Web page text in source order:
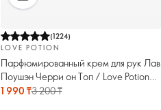
(1224)
LOVE POTION
Парфюмированный крем для рук Лав
Поушэн Черри он Топ / Love Potion
Cherry on Top
1 990 ₸3 200 ₸